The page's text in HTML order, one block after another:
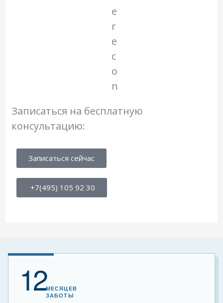
Записаться на бесплатную
консультацию:
Записаться сейчас
+7(495) 105 92 30
12МЕСЯЦЕВ
ЗАБОТЫ